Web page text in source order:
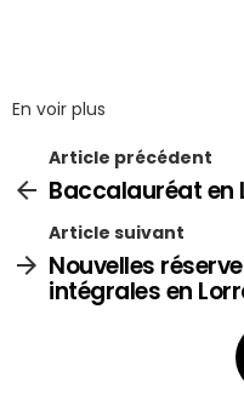
En voir plus
Article précédent
Baccalauréat en
Article suivant
Nouvelles
intégrales en